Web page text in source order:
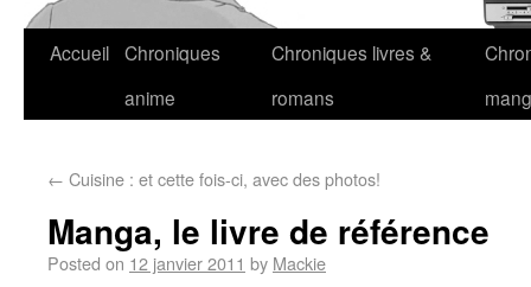
Accueil Chroniques
anime
Chroniques livres &
romans
← Cuisine : et cette fois-ci, avec des photos!
Manga, le livre de référence
Posted on 12 janvier 2011 by Mackie